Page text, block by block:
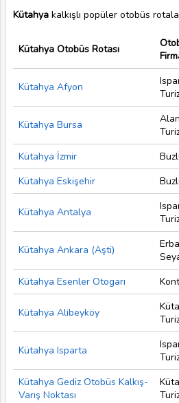
Kütahyakalkışlı popüler otobüs
Kütahya Otobüs Rotası
Kütahya Afyon
Kütahya Bursa
Kütahya İzmir
Kütahya Eskişehir
Kütahya Antalya
Kütahya Ankara (Aşti)
Kütahya Esenler Otogarı
Kütahya Alibeyköy
Kütahya Isparta
Kütahya Gediz Otobüs Kalkış-
Varış Noktası